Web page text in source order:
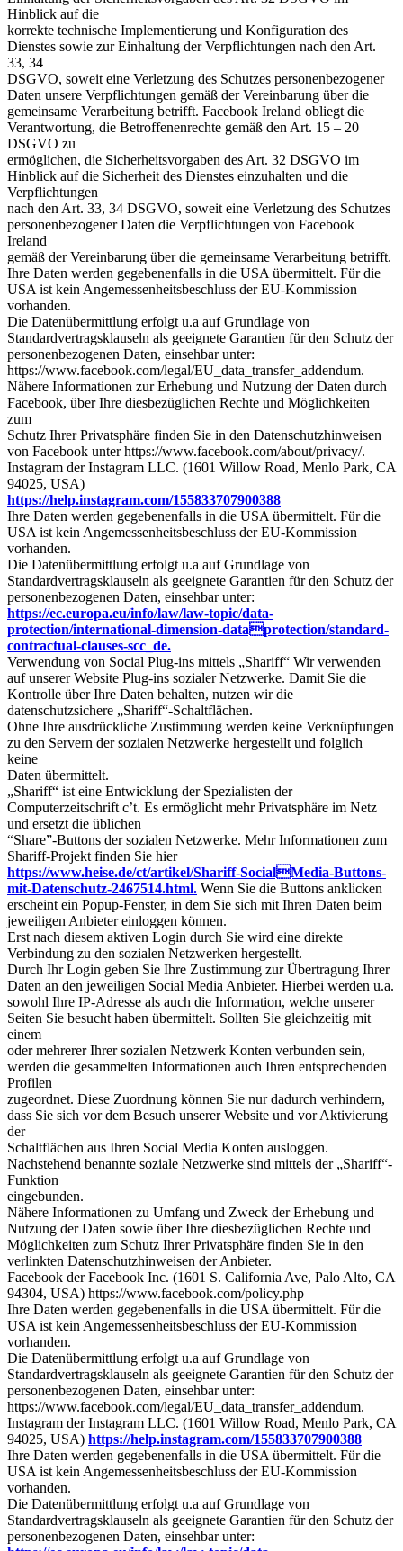
Hinblick auf die
korrekte technische Implementierung und Konfiguration des
Dienstes sowie zur Einhaltung der Verpflichtungen nach den Art.
33, 34
DSGVO, soweit eine Verletzung des Schutzes personenbezogener
Daten unsere Verpflichtungen gemäß der Vereinbarung über die
gemeinsame Verarbeitung betrifft. Facebook Ireland obliegt die
Verantwortung, die Betroffenenrechte gemäß den Art. 15 – 20
DSGVO zu
ermöglichen, die Sicherheitsvorgaben des Art. 32 DSGVO im
Hinblick auf die Sicherheit des Dienstes einzuhalten und die
Verpflichtungen
nach den Art. 33, 34 DSGVO, soweit eine Verletzung des Schutzes
personenbezogener Daten die Verpflichtungen von Facebook
Ireland
gemäß der Vereinbarung über die gemeinsame Verarbeitung betrifft.
Ihre Daten werden gegebenenfalls in die USA übermittelt. Für die
USA ist kein Angemessenheitsbeschluss der EU-Kommission
vorhanden.
Die Datenübermittlung erfolgt u.a auf Grundlage von
Standardvertragsklauseln als geeignete Garantien für den Schutz der
personenbezogenen Daten, einsehbar unter:
https://www.facebook.com/legal/EU_data_transfer_addendum.
Nähere Informationen zur Erhebung und Nutzung der Daten durch
Facebook, über Ihre diesbezüglichen Rechte und Möglichkeiten
zum
Schutz Ihrer Privatsphäre finden Sie in den Datenschutzhinweisen
von Facebook unter https://www.facebook.com/about/privacy/.
Instagram der Instagram LLC. (1601 Willow Road, Menlo Park, CA
94025, USA)
https://help.instagram.com/155833707900388
Ihre Daten werden gegebenenfalls in die USA übermittelt. Für die
USA ist kein Angemessenheitsbeschluss der EU-Kommission
vorhanden.
Die Datenübermittlung erfolgt u.a auf Grundlage von
Standardvertragsklauseln als geeignete Garantien für den Schutz der
personenbezogenen Daten, einsehbar unter:
https://ec.europa.eu/info/law/law-topic/data-
protection/international-dimension-dataprotection/standard-
contractual-clauses-scc_de.
Verwendung von Social Plug-ins mittels „Shariff“ Wir verwenden
auf unserer Website Plug-ins sozialer Netzwerke. Damit Sie die
Kontrolle über Ihre Daten behalten, nutzen wir die
datenschutzsichere „Shariff“-Schaltflächen.
Ohne Ihre ausdrückliche Zustimmung werden keine Verknüpfungen
zu den Servern der sozialen Netzwerke hergestellt und folglich
keine
Daten übermittelt.
„Shariff“ ist eine Entwicklung der Spezialisten der
Computerzeitschrift c’t. Es ermöglicht mehr Privatsphäre im Netz
und ersetzt die üblichen
“Share”-Buttons der sozialen Netzwerke. Mehr Informationen zum
Shariff-Projekt finden Sie hier
https://www.heise.de/ct/artikel/Shariff-SocialMedia-Buttons-
mit-Datenschutz-2467514.html. Wenn Sie die Buttons anklicken
erscheint ein Popup-Fenster, in dem Sie sich mit Ihren Daten beim
jeweiligen Anbieter einloggen können.
Erst nach diesem aktiven Login durch Sie wird eine direkte
Verbindung zu den sozialen Netzwerken hergestellt.
Durch Ihr Login geben Sie Ihre Zustimmung zur Übertragung Ihrer
Daten an den jeweiligen Social Media Anbieter. Hierbei werden u.a.
sowohl Ihre IP-Adresse als auch die Information, welche unserer
Seiten Sie besucht haben übermittelt. Sollten Sie gleichzeitig mit
einem
oder mehrerer Ihrer sozialen Netzwerk Konten verbunden sein,
werden die gesammelten Informationen auch Ihren entsprechenden
Profilen
zugeordnet. Diese Zuordnung können Sie nur dadurch verhindern,
dass Sie sich vor dem Besuch unserer Website und vor Aktivierung
der
Schaltflächen aus Ihren Social Media Konten ausloggen.
Nachstehend benannte soziale Netzwerke sind mittels der „Shariff“-
Funktion
eingebunden.
Nähere Informationen zu Umfang und Zweck der Erhebung und
Nutzung der Daten sowie über Ihre diesbezüglichen Rechte und
Möglichkeiten zum Schutz Ihrer Privatsphäre finden Sie in den
verlinkten Datenschutzhinweisen der Anbieter.
Facebook der Facebook Inc. (1601 S. California Ave, Palo Alto, CA
94304, USA) https://www.facebook.com/policy.php
Ihre Daten werden gegebenenfalls in die USA übermittelt. Für die
USA ist kein Angemessenheitsbeschluss der EU-Kommission
vorhanden.
Die Datenübermittlung erfolgt u.a auf Grundlage von
Standardvertragsklauseln als geeignete Garantien für den Schutz der
personenbezogenen Daten, einsehbar unter:
https://www.facebook.com/legal/EU_data_transfer_addendum.
Instagram der Instagram LLC. (1601 Willow Road, Menlo Park, CA
94025, USA) https://help.instagram.com/155833707900388
Ihre Daten werden gegebenenfalls in die USA übermittelt. Für die
USA ist kein Angemessenheitsbeschluss der EU-Kommission
vorhanden.
Die Datenübermittlung erfolgt u.a auf Grundlage von
Standardvertragsklauseln als geeignete Garantien für den Schutz der
personenbezogenen Daten, einsehbar unter: